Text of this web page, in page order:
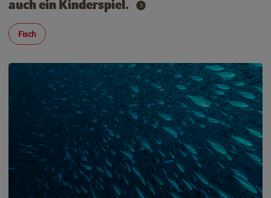
auch ein Kinderspiel.
Fisch